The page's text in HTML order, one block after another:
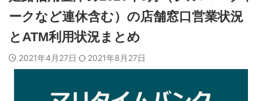
ークなど連休含む）の店舗窓口営業状況
とATM利用状況まとめ
2021年4月27日 2021年8月27日